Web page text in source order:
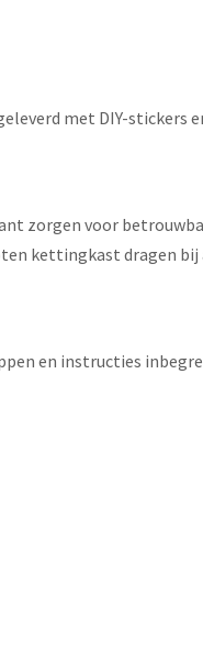
met DIY-stickers
zorgen voor
kettingkast dragen bij
en instructies